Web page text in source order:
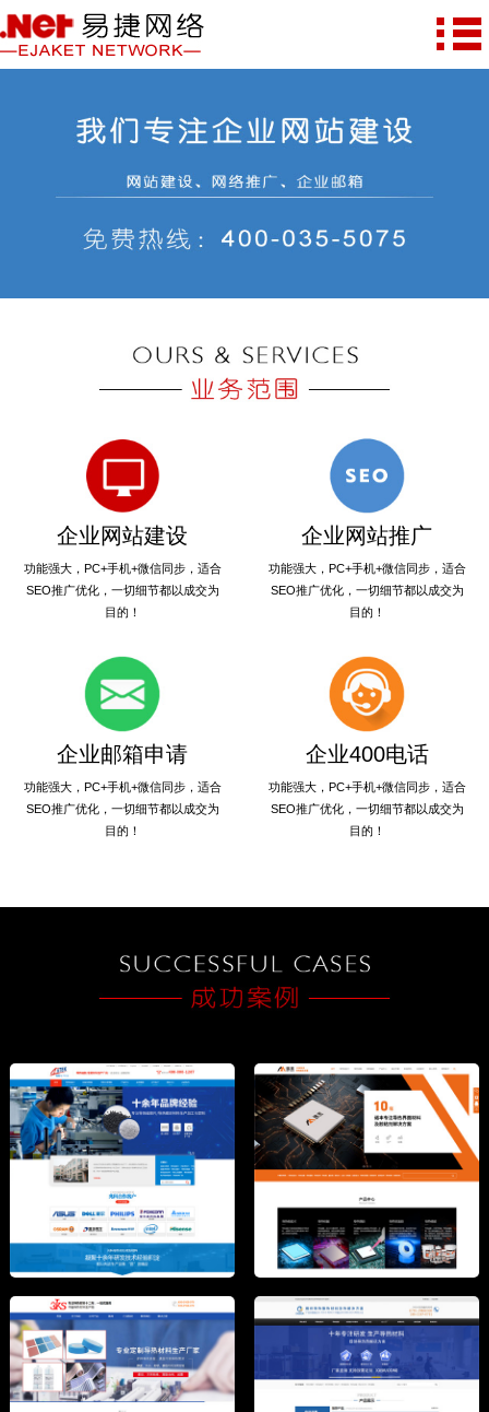
企业网站建设
功能强大，PC+手机+微信同步，适合
SEO推广优化，一切细节都以成交为
目的！
企业网站推广
功能强大，PC+手机+微信同步，适合
SEO推广优化，一切细节都以成交为
目的！
企业邮箱申请
功能强大，PC+手机+微信同步，适合
SEO推广优化，一切细节都以成交为
目的！
企业400电话
功能强大，PC+手机+微信同步，适合
SEO推广优化，一切细节都以成交为
目的！